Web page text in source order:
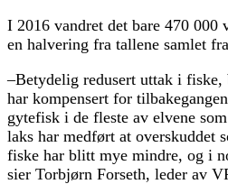
I 2016 vandret det bare 470
en halvering fra tallene samlet
–Betydelig redusert uttak i fiske,
har kompensert for
gytefisk i de fleste av elvene
laks har medført at overskuddet
fiske har blitt mye mindre, og i
sier Torbjørn Forseth, leder av